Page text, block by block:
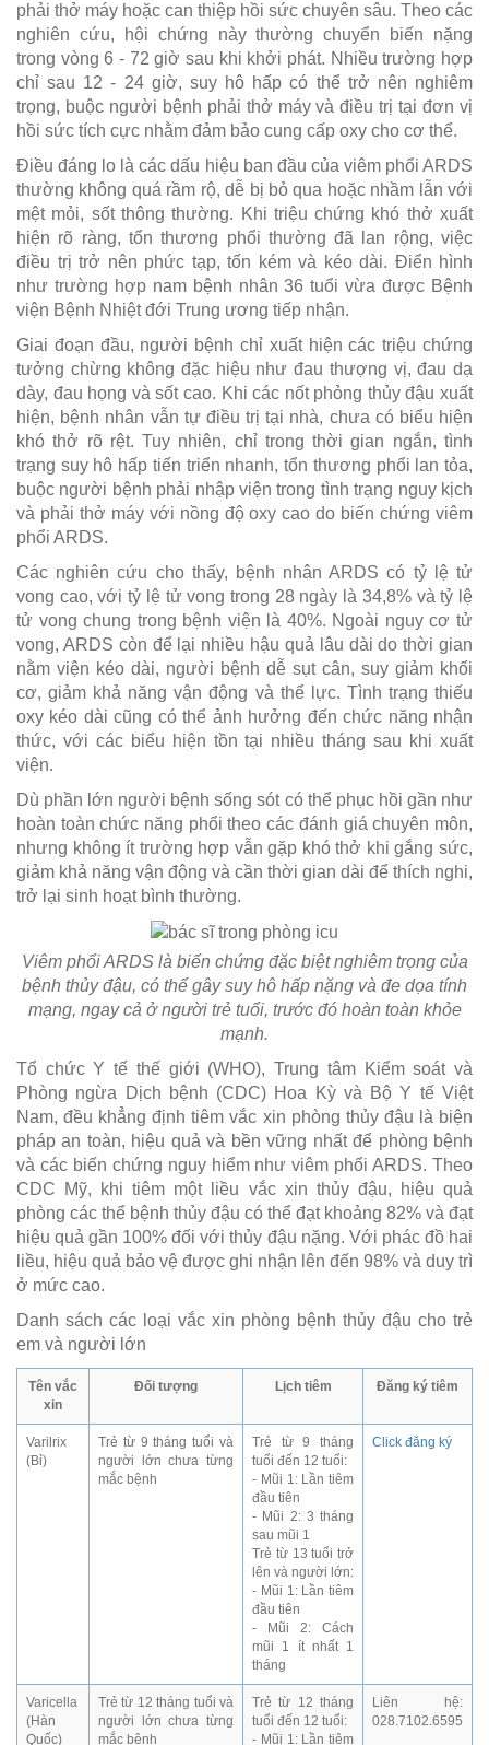
phải thở máy hoặc can thiệp hồi sức chuyên sâu. Theo các
nghiên cứu, hội chứng này thường chuyển biến nặng
trong vòng 6 - 72 giờ sau khi khởi phát. Nhiều trường hợp
chỉ sau 12 - 24 giờ, suy hô hấp có thể trở nên nghiêm
trọng, buộc người bệnh phải thở máy và điều trị tại đơn vị
hồi sức tích cực nhằm đảm bảo cung cấp oxy cho cơ thể.
Điều đáng lo là các dấu hiệu ban đầu của viêm phổi ARDS
thường không quá rầm rộ, dễ bị bỏ qua hoặc nhầm lẫn với
mệt mỏi, sốt thông thường. Khi triệu chứng khó thở xuất
hiện rõ ràng, tổn thương phổi thường đã lan rộng, việc
điều trị trở nên phức tạp, tốn kém và kéo dài. Điển hình
như trường hợp nam bệnh nhân 36 tuổi vừa được Bệnh
viện Bệnh Nhiệt đới Trung ương tiếp nhận.
Giai đoạn đầu, người bệnh chỉ xuất hiện các triệu chứng
tưởng chừng không đặc hiệu như đau thượng vị, đau dạ
dày, đau họng và sốt cao. Khi các nốt phỏng thủy đậu xuất
hiện, bệnh nhân vẫn tự điều trị tại nhà, chưa có biểu hiện
khó thở rõ rệt. Tuy nhiên, chỉ trong thời gian ngắn, tình
trạng suy hô hấp tiến triển nhanh, tổn thương phổi lan tỏa,
buộc người bệnh phải nhập viện trong tình trạng nguy kịch
và phải thở máy với nồng độ oxy cao do biến chứng viêm
phổi ARDS.
Các nghiên cứu cho thấy, bệnh nhân ARDS có tỷ lệ tử
vong cao, với tỷ lệ tử vong trong 28 ngày là 34,8% và tỷ lệ
tử vong chung trong bệnh viện là 40%. Ngoài nguy cơ tử
vong, ARDS còn để lại nhiều hậu quả lâu dài do thời gian
nằm viện kéo dài, người bệnh dễ sụt cân, suy giảm khối
cơ, giảm khả năng vận động và thể lực. Tình trạng thiếu
oxy kéo dài cũng có thể ảnh hưởng đến chức năng nhận
thức, với các biểu hiện tồn tại nhiều tháng sau khi xuất
viện.
Dù phần lớn người bệnh sống sót có thể phục hồi gần như
hoàn toàn chức năng phổi theo các đánh giá chuyên môn,
nhưng không ít trường hợp vẫn gặp khó thở khi gắng sức,
giảm khả năng vận động và cần thời gian dài để thích nghi,
trở lại sinh hoạt bình thường.
Viêm phổi ARDS là biến chứng đặc biệt nghiêm trọng của
bệnh thủy đậu, có thể gây suy hô hấp nặng và đe dọa tính
mạng, ngay cả ở người trẻ tuổi, trước đó hoàn toàn khỏe
mạnh.
Tổ chức Y tế thế giới (WHO), Trung tâm Kiểm soát và
Phòng ngừa Dịch bệnh (CDC) Hoa Kỳ và Bộ Y tế Việt
Nam, đều khẳng định tiêm vắc xin phòng thủy đậu là biện
pháp an toàn, hiệu quả và bền vững nhất để phòng bệnh
và các biến chứng nguy hiểm như viêm phổi ARDS. Theo
CDC Mỹ, khi tiêm một liều vắc xin thủy đậu, hiệu quả
phòng các thể bệnh thủy đậu có thể đạt khoảng 82% và đạt
hiệu quả gần 100% đối với thủy đậu nặng. Với phác đồ hai
liều, hiệu quả bảo vệ được ghi nhận lên đến 98% và duy trì
ở mức cao.
Danh sách các loại vắc xin phòng bệnh thủy đậu cho trẻ
em và người lớn
Tên vắc
xin
Đối tượng Lịch tiêm Đăng ký tiêm
Varilrix
(Bỉ)
Trẻ từ 9 tháng tuổi và
người lớn chưa từng
mắc bệnh
Trẻ từ 9 tháng
tuổi đến 12 tuổi:
- Mũi 1: Lần tiêm
đầu tiên
- Mũi 2: 3 tháng
sau mũi 1
Trẻ từ 13 tuổi trở
lên và người lớn:
- Mũi 1: Lần tiêm
đầu tiên
- Mũi 2: Cách
mũi 1 ít nhất 1
tháng
Click đăng ký
Varicella
(Hàn
Quốc)
Trẻ từ 12 tháng tuổi và
người lớn chưa từng
mắc bệnh
Trẻ từ 12 tháng
tuổi đến 12 tuổi:
- Mũi 1: Lần tiêm
Liên hệ:
028.7102.6595